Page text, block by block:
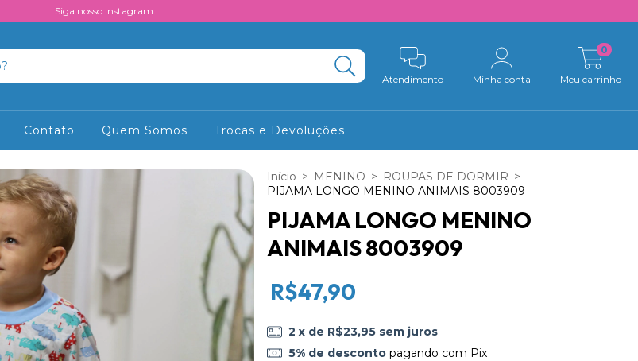
Siga nosso Instagram
Atendimento Minha conta Meu carrinho
0
Contato Quem Somos Trocas e Devoluções
Início > MENINO > ROUPAS DE DORMIR >
PIJAMA LONGO MENINO ANIMAIS 8003909
PIJAMA LONGO MENINO
ANIMAIS 8003909
R$47,90
2 x de R$23,95 sem juros
5% de descontopagando com Pix